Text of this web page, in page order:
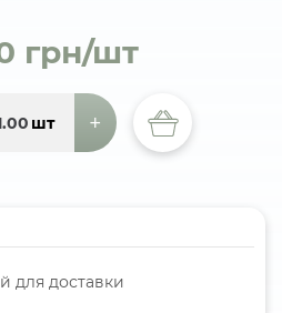
грн/шт
шт +
для доставки